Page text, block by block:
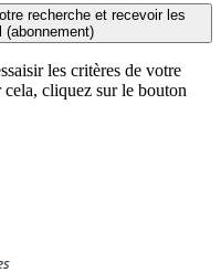
recherche et recevoir les
(abonnement)
les critères de votre
cliquez sur le bouton